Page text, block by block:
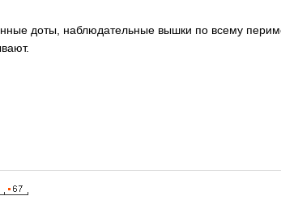
доты, наблюдательные вышки по всему